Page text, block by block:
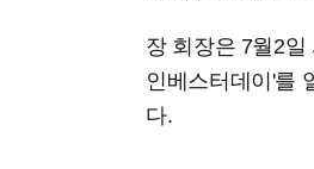
장 회장은 7월2
인베스터데이'를
다.